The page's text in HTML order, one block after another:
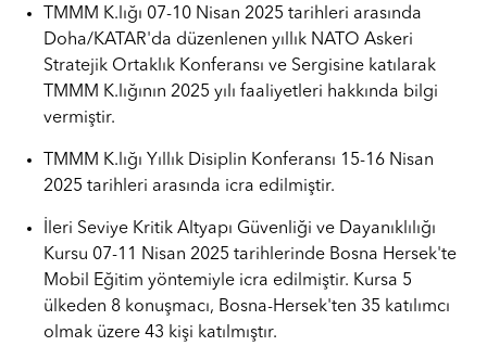
TMMM K.lığı 07-10 Nisan 2025 tarihleri arasında
Doha/KATAR'da düzenlenen yıllık NATO Askeri
Stratejik Ortaklık Konferansı ve Sergisine katılarak
TMMM K.lığının 2025 yılı faaliyetleri hakkında bilgi
vermiştir.
TMMM K.lığı Yıllık Disiplin Konferansı 15-16 Nisan
2025 tarihleri arasında icra edilmiştir.
İleri Seviye Kritik Altyapı Güvenliği ve Dayanıklılığı
Kursu 07-11 Nisan 2025 tarihlerinde Bosna Hersek'te
Mobil Eğitim yöntemiyle icra edilmiştir. Kursa 5
ülkeden 8 konuşmacı, Bosna-Hersek'ten 35 katılımcı
olmak üzere 43 kişi katılmıştır.